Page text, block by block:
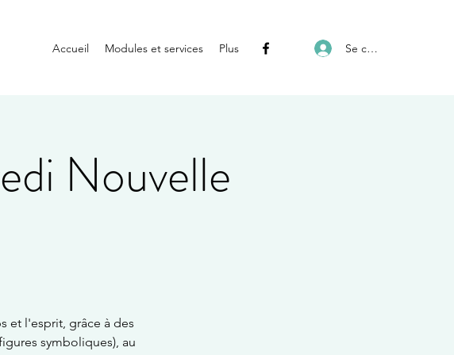
Accueil Modules et services Plus Se connecter
Nouvelle
et l'esprit, grâce à des
symboliques), au